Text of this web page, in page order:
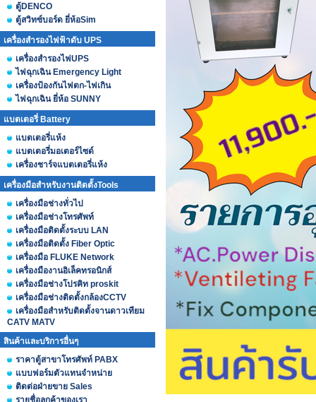
ตู้DENCO
ตู้สวิทซ์บอร์ด ยี่ห้อSim
เครื่องสำรองไฟฟ้าดับ UPS
เครื่องสำรองไฟUPS
ไฟฉุกเฉิน Emergency Light
เครื่องป้องกันไฟตก-ไฟเกิน
ไฟฉุกเฉิน ยี่ห้อ SUNNY
แบตเตอรี่ Battery
แบตเตอรี่แห้ง
แบตเตอรี่มอเตอร์ไซด์
เครื่องชาร์จแบตเตอรี่แห้ง
เครื่องมือสำหรับงานติดตั้งTools
เครื่องมือช่างทั่วไป
เครื่องมือช่างโทรศัพท์
เครื่องมือติดตั้งระบบ LAN
เครื่องมือติดตั้ง Fiber Optic
เครื่องมือ FLUKE Network
เครื่องมืองานอิเล็คทรอนิกส์
เครื่องมือช่างโปรคิท proskit
เครื่องมือช่างติดตั้งกล้องCCTV
เครื่องมือสำหรับติดตั้งจานดาวเทียม
CATV MATV
สินค้าและบริการอื่นๆ
ราคาตู้สาขาโทรศัพท์ PABX
แบบฟอร์มตัวแทนจำหน่าย
ติดต่อฝ่ายขาย Sales
รายชื่อลูกค้าของเรา